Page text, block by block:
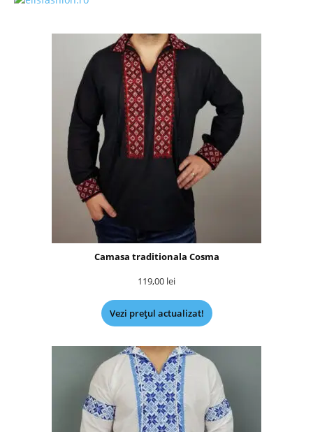
Camasa traditionala Cosma
119,00 lei
Vezi prețul actualizat!